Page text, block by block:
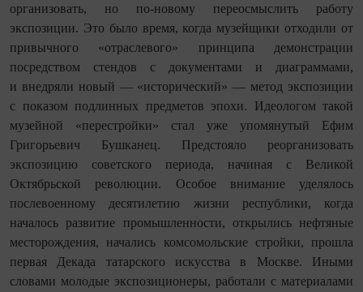
организовать, но по-новому переосмыслить работу
экспозиции. Это было время, когда музейщики отходили от
привычного «отраслевого» принципа демонстрации
посредством стендов с документами и диаграммами,
и внедряли новый — «исторический» — метод экспозиции
с показом подлинных предметов эпохи. Идеологом такой
музейной «перестройки» стал уже упомянутый Ефим
Григорьевич Бушканец. Предстояло реорганизовать
экспозицию советского периода, начиная с Великой
Октябрьской революции. Особое внимание уделялось
послевоенному десятилетию жизни респуб­лики, когда
началось развитие промышленности, открылись неф­тяные
месторождения, начались комсомольские стройки, прошла
первая Декада татарского искусства в Москве. Иными
словами молодые экспозицио­неры, работали с материалами